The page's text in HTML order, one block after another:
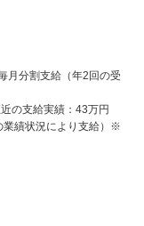
月分割支給（年2回の受
の支給実績：43万円
業績状況により支給）※